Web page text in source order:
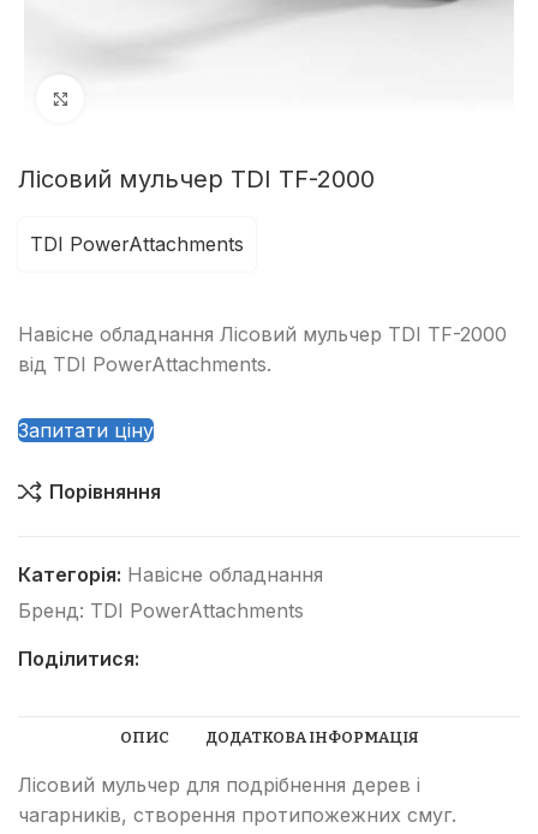
Лісовий мульчер TDI TF-2000
TDI PowerAttachments
Навісне обладнання Лісовий мульчер TDI TF-2000
від TDI PowerAttachments.
Запитати ціну
Порівняння
Категорія: Навісне обладнання
Бренд: TDI PowerAttachments
Поділитися:
ОПИС ДОДАТКОВА ІНФОРМАЦІЯ
Лісовий мульчер для подрібнення дерев і
чагарників, створення протипожежних смуг.